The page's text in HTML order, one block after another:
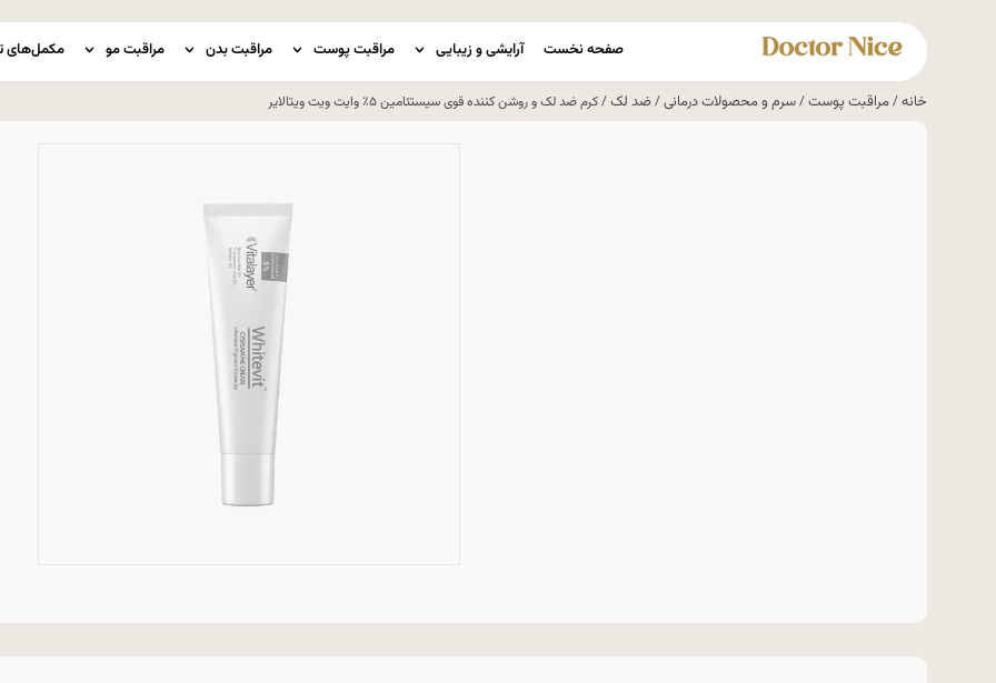
صفحه نخست آرایشی و زیبایی مراقبت پوست مراقبت بدن مراقبت مو مکمل‌های
خانه/مراقبت پوست/سرم و محصولات درمانی/ضد لک/ کرم ضد لک و روشن کننده قوی سیستئامین ۵٪ وایت ویت ویتالایر